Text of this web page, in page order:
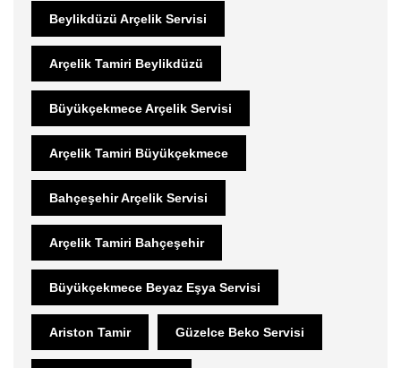
Beylikdüzü Arçelik Servisi
Arçelik Tamiri Beylikdüzü
Büyükçekmece Arçelik Servisi
Arçelik Tamiri Büyükçekmece
Bahçeşehir Arçelik Servisi
Arçelik Tamiri Bahçeşehir
Büyükçekmece Beyaz Eşya Servisi
Ariston Tamir Güzelce Beko Servisi